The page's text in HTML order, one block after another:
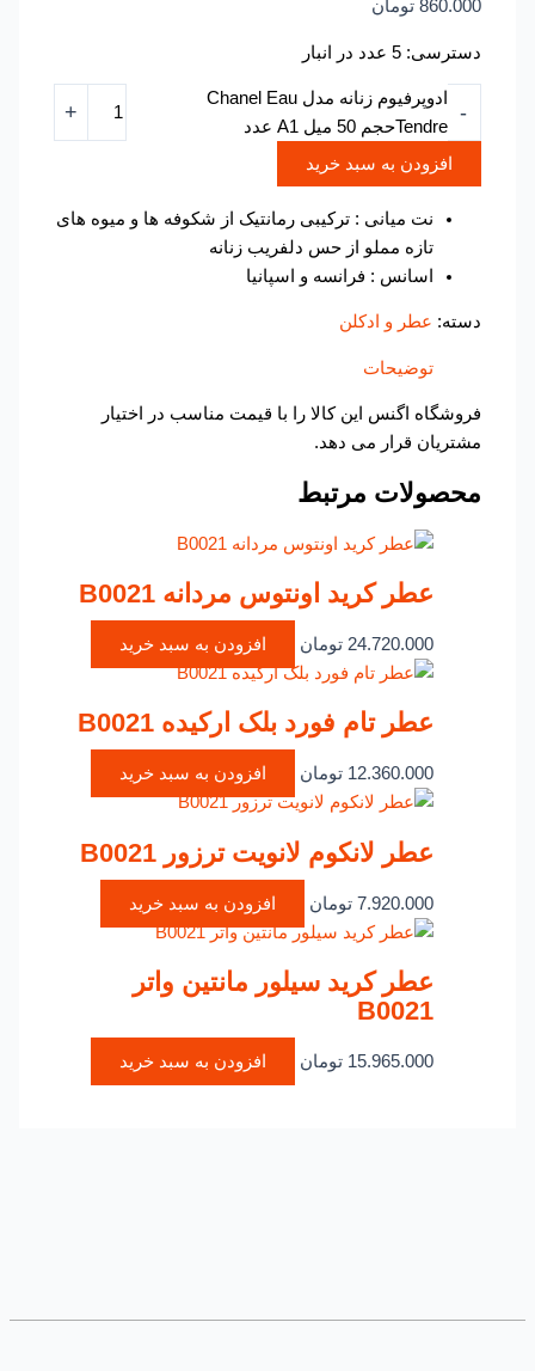
860.000 تومان
دسترسی: 5 عدد در انبار
ادوپرفیوم زنانه مدل Chanel Eau
Tendreحجم 50 میل A1 عدد
+
افزودن به سبد خرید
نت میانی : ترکیبی رمانتیک از شکوفه ها و میوه های
تازه مملو از حس دلفریب زنانه
اسانس : فرانسه و اسپانیا
عطر و ادکلن
توضیحات
فروشگاه اگنس این کالا را با قیمت مناسب در اختیار
مشتریان قرار می دهد.
محصولات مرتبط
عطر کرید اونتوس مردانه B0021
24.720.000 تومان افزودن به سبد خرید
عطر تام فورد بلک ارکیده B0021
12.360.000 تومان افزودن به سبد خرید
عطر لانکوم لانویت ترزور B0021
7.920.000 تومان افزودن به سبد خرید
عطر کرید سیلور مانتین واتر
B0021
15.965.000 تومان افزودن به سبد خرید